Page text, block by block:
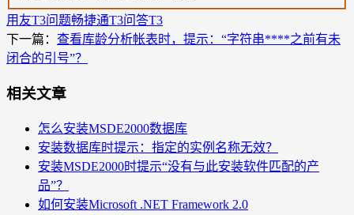
用友T3问题畅捷通T3问答T3
下一篇： 查看库龄分析帐表时，提示：“字符串****之前有未
闭合的引号”？
相关文章
怎么安装MSDE2000数据库
安装数据库时提示：指定的实例名称无效？
安装MSDE2000时提示“没有与此安装软件匹配的产
品”？
如何安装Microsoft .NET Framework 2.0